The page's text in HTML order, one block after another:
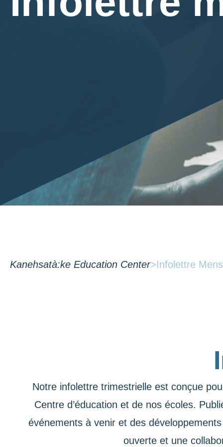
Kanehsatà:ke Education Center>Infolettre
Notre infolettre trimestrielle est conçue
Centre d’éducation et de nos écoles.
événements à venir et des
ouverte et une